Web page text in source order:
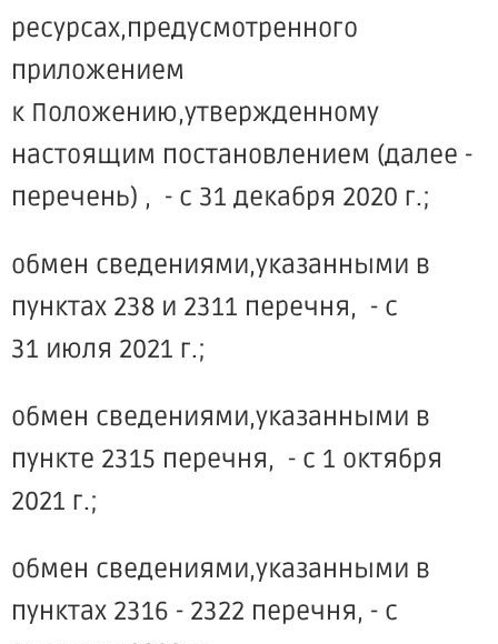
ресурсах,предусмотренного
приложением
к Положению,утвержденному
настоящим постановлением (далее -
перечень) , - с 31 декабря 2020 г.;
обмен сведениями,указанными в
пунктах 238 и 2311 перечня, - с
31 июля 2021 г.;
обмен сведениями,указанными в
пункте 2315 перечня, - с 1 октября
2021 г.;
обмен сведениями,указанными в
пунктах 2316 - 2322 перечня, - с